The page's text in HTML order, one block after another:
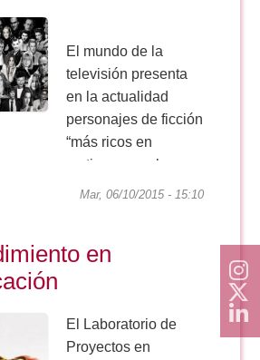
curso 2015-16 de la
Facultad de...
El mundo de la
televisión presenta
en la actualidad
personajes de ficción
“más ricos en
matices que el
ámbito
premisas de las que
personaje
audiovisual en sus
Mar, 06/10/2015 - 15:10
en
El Laboratorio de
Proyectos en